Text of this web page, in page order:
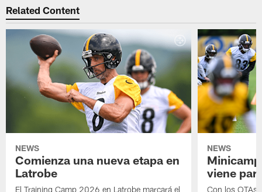
Related Content
NEWS
Comienza una nueva etapa en
Latrobe
El Training Camp 2026 en Latrobe marcará el
NEWS
viene
Con los OTAs